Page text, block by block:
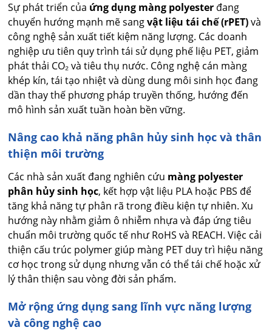
Sự phát triển của ứng dụng màng polyester đang
chuyển hướng mạnh mẽ sangvật liệu tái chế (rPET)và
công nghệ sản xuất tiết kiệm năng lượng. Các doanh
nghiệp ưu tiên quy trình tái sử dụng phế liệu PET, giảm
phát thải CO₂ và tiêu thụ nước. Công nghệ cán màng
khép kín, tái tạo nhiệt và dùng dung môi sinh học đang
dần thay thế phương pháp truyền thống, hướng đến
mô hình sản xuất tuần hoàn bền vững.
Nâng cao khả năng phân hủy sinh học và thân
thiện môi trường
Các nhà sản xuất đang nghiên cứu màng polyester
phân hủy sinh học, kết hợp vật liệu PLA hoặc PBS để
tăng khả năng tự phân rã trong điều kiện tự nhiên. Xu
hướng này nhằm giảm ô nhiễm nhựa và đáp ứng tiêu
chuẩn môi trường quốc tế như RoHS và REACH. Việc cải
thiện cấu trúc polymer giúp màng PET duy trì hiệu năng
cơ học trong sử dụng nhưng vẫn có thể tái chế hoặc xử
lý thân thiện sau vòng đời sản phẩm.
Mở rộng ứng dụng sang lĩnh vực năng lượng
và công nghệ cao